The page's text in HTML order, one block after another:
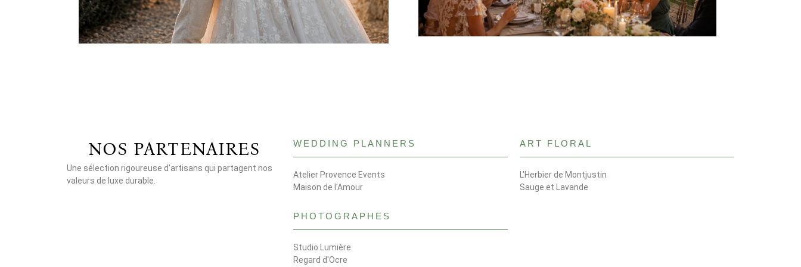
NOS PARTENAIRES
Une sélection rigoureuse d'artisans qui partagent nos
valeurs de luxe durable.
WEDDING PLANNERS
Atelier Provence Events
Maison de l'Amour
PHOTOGRAPHES
Studio Lumière
Regard d'Ocre
ART FLORAL
L'Herbier de Montjustin
Sauge et Lavande